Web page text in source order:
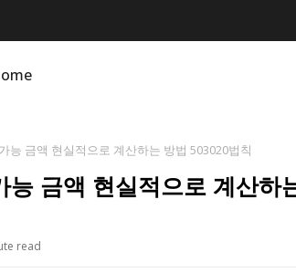
능 금액 현실적으로 계산하는 방법 503020법칙
능 금액 현실적으로 계산하
read